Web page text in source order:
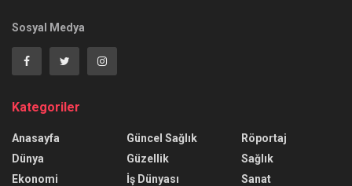
Sosyal Medya
Kategoriler
Anasayfa
Dünya
Ekonomi
Güncel Sağlık
Güzellik
İş Dünyası
Röportaj
Sağlık
Sanat